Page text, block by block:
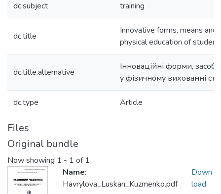
dc.subject training
dc.title
Innovative forms, means and
physical education of
dc.title.alternative
Інноваційні форми, засоби
у фізичному вихованні
dc.type Article
Files
Original bundle
Now showing 1 - 1 of 1
Name:
Havrylova_Luskan_Kuzmenko.pdf
Down
load